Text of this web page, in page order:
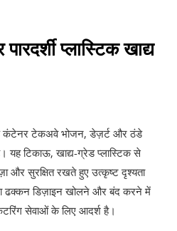
प्लास्टिक खाद्य
कंटेनर टेकअवे भोजन, डेज़र्ट और ठंडे
यह टिकाऊ, खाद्य-ग्रेड प्लास्टिक से
और सुरक्षित रखते हुए उत्कृष्ट दृश्यता
ढक्कन डिज़ाइन खोलने और बंद करने में
सेवाओं के लिए आदर्श है।